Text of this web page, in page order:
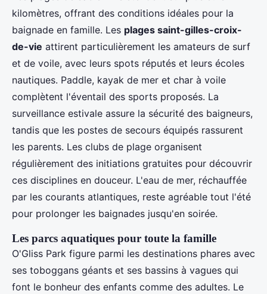
kilomètres, offrant des conditions idéales pour la
baignade en famille. Les plages saint-gilles-croix-
de-vie attirent particulièrement les amateurs de surf
et de voile, avec leurs spots réputés et leurs écoles
nautiques. Paddle, kayak de mer et char à voile
complètent l'éventail des sports proposés. La
surveillance estivale assure la sécurité des baigneurs,
tandis que les postes de secours équipés rassurent
les parents. Les clubs de plage organisent
régulièrement des initiations gratuites pour découvrir
ces disciplines en douceur. L'eau de mer, réchauffée
par les courants atlantiques, reste agréable tout l'été
pour prolonger les baignades jusqu'en soirée.
Les parcs aquatiques pour toute la famille
O'Gliss Park figure parmi les destinations phares avec
ses toboggans géants et ses bassins à vagues qui
font le bonheur des enfants comme des adultes. Le